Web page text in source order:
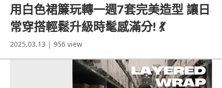
用白色裙簾玩轉一週7套完美造型 讓日
常穿搭輕鬆升級時髦感滿分! 💃
2025.03.13 | 956 view